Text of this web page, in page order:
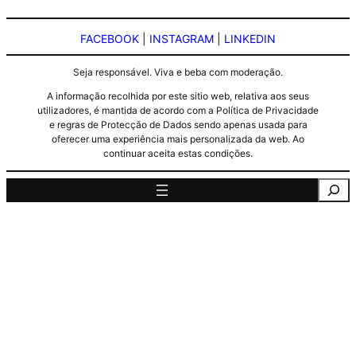
FACEBOOK INSTAGRAM LINKEDIN
Seja responsável. Viva e beba com moderação.
A informação recolhida por este sitio web, relativa aos seus
utilizadores, é mantida de acordo com a Política de Privacidade
e regras de Protecção de Dados sendo apenas usada para
oferecer uma experiência mais personalizada da web. Ao
continuar aceita estas condições.